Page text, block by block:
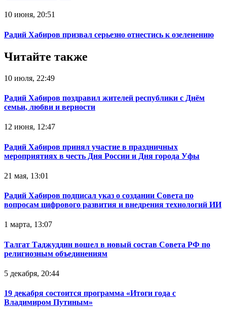
10 июня, 20:51
Радий Хабиров призвал серьезно отнестись к озеленению
Читайте также
10 июля, 22:49
Радий Хабиров поздравил жителей республики с Днём
семьи, любви и верности
12 июня, 12:47
Радий Хабиров принял участие в праздничных
мероприятиях в честь Дня России и Дня города Уфы
21 мая, 13:01
Радий Хабиров подписал указ о создании Совета по
вопросам цифрового развития и внедрения технологий ИИ
1 марта, 13:07
Талгат Таджуддин вошел в новый состав Совета РФ по
религиозным объединениям
5 декабря, 20:44
19 декабря состоится программа «Итоги года с
Владимиром Путиным»